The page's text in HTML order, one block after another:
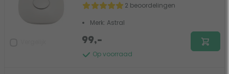
2 beoordelingen
Merk: Astral
Op voorraad
99,-